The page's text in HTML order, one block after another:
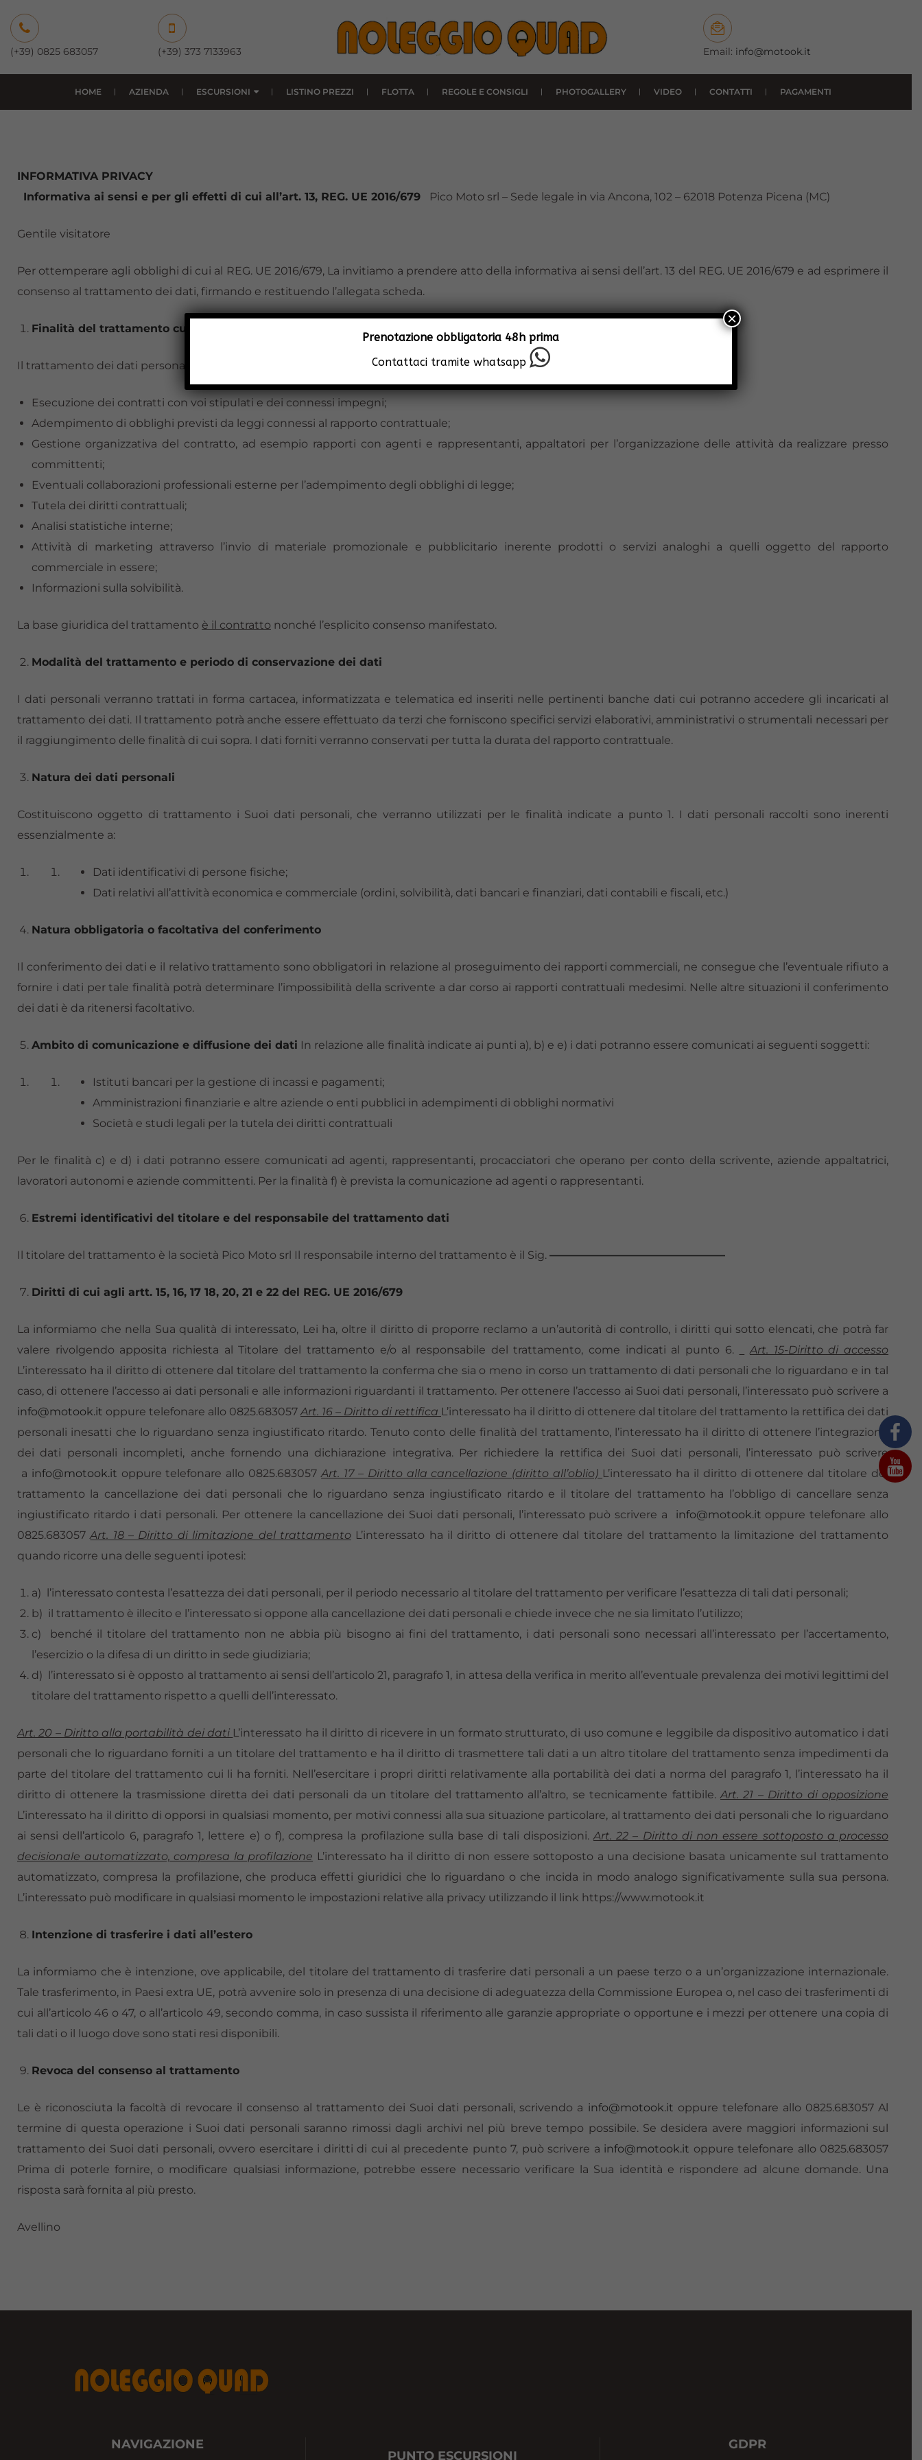
(+39) 0825 683057 (+39) 373 7133963 Email: info@motook.it
HOME AZIENDA ESCURSIONI LISTINO PREZZI FLOTTA REGOLE E CONSIGLI PHOTOGALLERY VIDEO CONTATTI PAGAMENTI
INFORMATIVA PRIVACY
Informativa ai sensi e per gli effetti di cui all’art. 13, REG. UE 2016/679
Pico Moto srl – Sede legale in via Ancona, 102 – 62018 Potenza Picena (MC)
Gentile visitatore
Per ottemperare agli obblighi di cui al REG. UE 2016/679, La invitiamo a prendere atto della informativa ai sensi dell’art. 13 del REG. UE 2016/679 e ad esprimere il
consenso al trattamento dei dati, firmando e restituendo l’allegata scheda.
Finalità del trattamento cui sono destinati i dati
Il trattamento dei dati personali forniti è finalizzato unicamente a:
Esecuzione dei contratti con voi stipulati e dei connessi impegni;
Adempimento di obblighi previsti da leggi connessi al rapporto contrattuale;
Gestione organizzativa del contratto, ad esempio rapporti con agenti e rappresentanti, appaltatori per l’organizzazione delle attività da realizzare presso
committenti;
Eventuali collaborazioni professionali esterne per l’adempimento degli obblighi di legge;
Tutela dei diritti contrattuali;
Analisi statistiche interne;
Attività di marketing attraverso l’invio di materiale promozionale e pubblicitario inerente prodotti o servizi analoghi a quelli oggetto del rapporto
commerciale in essere;
Informazioni sulla solvibilità.
La base giuridica del trattamento è il contratto nonché l’esplicito consenso manifestato.
Modalità del trattamento e periodo di conservazione dei dati
I dati personali verranno trattati in forma cartacea, informatizzata e telematica ed inseriti nelle pertinenti banche dati cui potranno accedere gli incaricati al
trattamento dei dati. Il trattamento potrà anche essere effettuato da terzi che forniscono specifici servizi elaborativi, amministrativi o strumentali necessari per
il raggiungimento delle finalità di cui sopra. I dati forniti verranno conservati per tutta la durata del rapporto contrattuale.
Natura dei dati personali
Costituiscono oggetto di trattamento i Suoi dati personali, che verranno utilizzati per le finalità indicate a punto 1. I dati personali raccolti sono inerenti
essenzialmente a:
Dati identificativi di persone fisiche;
Dati relativi all’attività economica e commerciale (ordini, solvibilità, dati bancari e finanziari, dati contabili e fiscali, etc.)
Natura obbligatoria o facoltativa del conferimento
Il conferimento dei dati e il relativo trattamento sono obbligatori in relazione al proseguimento dei rapporti commerciali, ne consegue che l’eventuale rifiuto a
fornire i dati per tale finalità potrà determinare l’impossibilità della scrivente a dar corso ai rapporti contrattuali medesimi. Nelle altre situazioni il conferimento
dei dati è da ritenersi facoltativo.
Ambito di comunicazione e diffusione dei dati In relazione alle finalità indicate ai punti a), b) e e) i dati potranno essere comunicati ai seguenti soggetti:
Istituti bancari per la gestione di incassi e pagamenti;
Amministrazioni finanziarie e altre aziende o enti pubblici in adempimenti di obblighi normativi
Società e studi legali per la tutela dei diritti contrattuali
Per le finalità c) e d) i dati potranno essere comunicati ad agenti, rappresentanti, procacciatori che operano per conto della scrivente, aziende appaltatrici,
lavoratori autonomi e aziende committenti. Per la finalità f) è prevista la comunicazione ad agenti o rappresentanti.
Estremi identificativi del titolare e del responsabile del trattamento dati
Il titolare del trattamento è la società Pico Moto srl Il responsabile interno del trattamento è il Sig. ————————————————
Diritti di cui agli artt. 15, 16, 17 18, 20, 21 e 22 del REG. UE 2016/679
La informiamo che nella Sua qualità di interessato, Lei ha, oltre il diritto di proporre reclamo a un’autorità di controllo, i diritti qui sotto elencati, che potrà far
valere rivolgendo apposita richiesta al Titolare del trattamento e/o al responsabile del trattamento, come indicati al punto 6.
Art. 15-Diritto di accesso
L’interessato ha il diritto di ottenere dal titolare del trattamento la conferma che sia o meno in corso un trattamento di dati personali che lo riguardano e in tal
caso, di ottenere l’accesso ai dati personali e alle informazioni riguardanti il trattamento. Per ottenere l’accesso ai Suoi dati personali, l’interessato può scrivere a
info@motook.it oppure telefonare allo 0825.683057Art. 16 – Diritto di rettifica L’interessato ha il diritto di ottenere dal titolare del trattamento la rettifica dei dati
personali inesatti che lo riguardano senza ingiustificato ritardo. Tenuto conto delle finalità del trattamento, l’interessato ha il diritto di ottenere l’integrazione
dei dati personali incompleti, anche fornendo una dichiarazione integrativa. Per richiedere la rettifica dei Suoi dati personali, l’interessato può scrivere
a info@motook.it oppure telefonare allo 0825.683057Art. 17 – Diritto alla cancellazione (diritto all’oblio) L’interessato ha il diritto di ottenere dal titolare del
trattamento la cancellazione dei dati personali che lo riguardano senza ingiustificato ritardo e il titolare del trattamento ha l’obbligo di cancellare senza
ingiustificato ritardo i dati personali. Per ottenere la cancellazione dei Suoi dati personali, l’interessato può scrivere a info@motook.it oppure telefonare allo
0825.683057Art. 18 – Diritto di limitazione del trattamento L’interessato ha il diritto di ottenere dal titolare del trattamento la limitazione del trattamento
quando ricorre una delle seguenti ipotesi:
a) l’interessato contesta l’esattezza dei dati personali, per il periodo necessario al titolare del trattamento per verificare l’esattezza di tali dati personali;
b) il trattamento è illecito e l’interessato si oppone alla cancellazione dei dati personali e chiede invece che ne sia limitato l’utilizzo;
c) benché il titolare del trattamento non ne abbia più bisogno ai fini del trattamento, i dati personali sono necessari all’interessato per l’accertamento,
l’esercizio o la difesa di un diritto in sede giudiziaria;
d) l’interessato si è opposto al trattamento ai sensi dell’articolo 21, paragrafo 1, in attesa della verifica in merito all’eventuale prevalenza dei motivi legittimi del
titolare del trattamento rispetto a quelli dell’interessato.
Art. 20 – Diritto alla portabilità dei dati L’interessato ha il diritto di ricevere in un formato strutturato, di uso comune e leggibile da dispositivo automatico i dati
personali che lo riguardano forniti a un titolare del trattamento e ha il diritto di trasmettere tali dati a un altro titolare del trattamento senza impedimenti da
parte del titolare del trattamento cui li ha forniti. Nell’esercitare i propri diritti relativamente alla portabilità dei dati a norma del paragrafo 1, l’interessato ha il
diritto di ottenere la trasmissione diretta dei dati personali da un titolare del trattamento all’altro, se tecnicamente fattibile.Art. 21 – Diritto di opposizione
L’interessato ha il diritto di opporsi in qualsiasi momento, per motivi connessi alla sua situazione particolare, al trattamento dei dati personali che lo riguardano
ai sensi dell’articolo 6, paragrafo 1, lettere e) o f), compresa la profilazione sulla base di tali disposizioni.Art. 22 – Diritto di non essere sottoposto a processo
decisionale automatizzato, compresa la profilazione L’interessato ha il diritto di non essere sottoposto a una decisione basata unicamente sul trattamento
automatizzato, compresa la profilazione, che produca effetti giuridici che lo riguardano o che incida in modo analogo significativamente sulla sua persona.
L’interessato può modificare in qualsiasi momento le impostazioni relative alla privacy utilizzando il link https://www.motook.it
Intenzione di trasferire i dati all’estero
La informiamo che è intenzione, ove applicabile, del titolare del trattamento di trasferire dati personali a un paese terzo o a un’organizzazione internazionale.
Tale trasferimento, in Paesi extra UE, potrà avvenire solo in presenza di una decisione di adeguatezza della Commissione Europea o, nel caso dei trasferimenti di
cui all’articolo 46 o 47, o all’articolo 49, secondo comma, in caso sussista il riferimento alle garanzie appropriate o opportune e i mezzi per ottenere una copia di
tali dati o il luogo dove sono stati resi disponibili.
Revoca del consenso al trattamento
Le è riconosciuta la facoltà di revocare il consenso al trattamento dei Suoi dati personali, scrivendo a info@motook.it oppure telefonare allo 0825.683057 Al
termine di questa operazione i Suoi dati personali saranno rimossi dagli archivi nel più breve tempo possibile. Se desidera avere maggiori informazioni sul
trattamento dei Suoi dati personali, ovvero esercitare i diritti di cui al precedente punto 7, può scrivere a info@motook.it oppure telefonare allo 0825.683057
Prima di poterle fornire, o modificare qualsiasi informazione, potrebbe essere necessario verificare la Sua identità e rispondere ad alcune domande. Una
risposta sarà fornita al più presto.
Avellino
NAVIGAZIONE
PUNTO ESCURSIONI
GDPR
Prenotazione obbligatoria 48h prima
Contattaci tramite whatsapp
×